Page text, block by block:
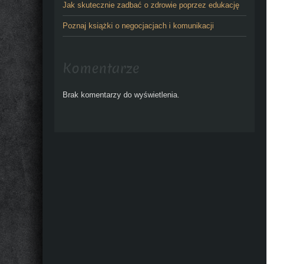
Jak skutecznie zadbać o zdrowie poprzez edukację
Poznaj książki o negocjacjach i komunikacji
Komentarze
Brak komentarzy do wyświetlenia.